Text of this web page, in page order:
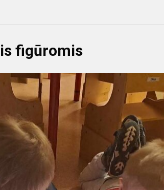
figūromis